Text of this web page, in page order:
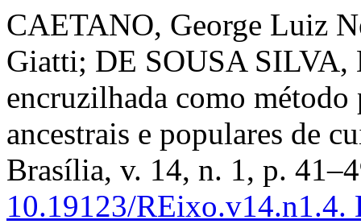
CAETANO, George Luiz
Giatti; DE SOUSA SILVA,
encruzilhada como método
ancestrais e populares de
Brasília, v. 14, n. 1, p.
10.19123/REixo.v14.n1.4.